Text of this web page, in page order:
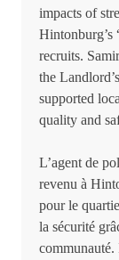
impacts of
Hintonburg’s
recruits.
the
supported
quality and
L’agent de
revenu à
pour le
la sécurité
communauté.